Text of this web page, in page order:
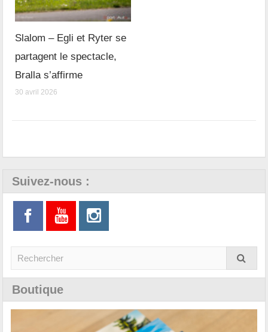
Slalom – Egli et Ryter se
partagent le spectacle,
Bralla s’affirme
30 avril 2026
Suivez-nous :
Boutique